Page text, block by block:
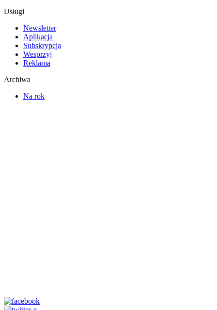
Usługi
Newsletter
Aplikacja
Subskrypcja
Wesprzyj
Reklama
Archiwa
Na rok